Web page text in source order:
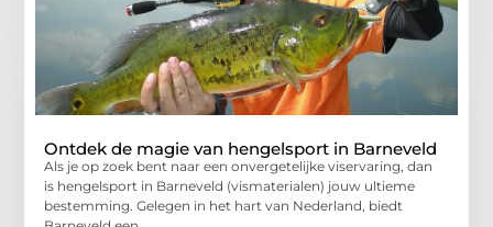
Ontdek de magie van hengelsport in Barneveld
Als je op zoek bent naar een onvergetelijke viservaring, dan
is hengelsport in Barneveld (vismaterialen) jouw ultieme
bestemming. Gelegen in het hart van Nederland, biedt